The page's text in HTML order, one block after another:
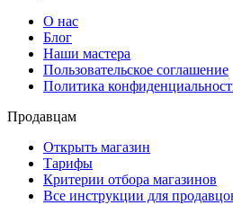
О нас
Блог
Наши мастера
Пользовательское соглашение
Политика
Продавцам
Открыть магазин
Тарифы
Критерии отбора магазинов
Все инструкции для